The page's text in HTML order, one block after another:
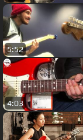
5:52
4:03